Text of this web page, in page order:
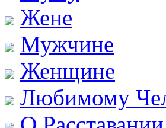
Жене
Мужчине
Женщине
Любимому